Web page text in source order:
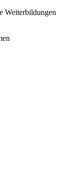
Weiterbildungen